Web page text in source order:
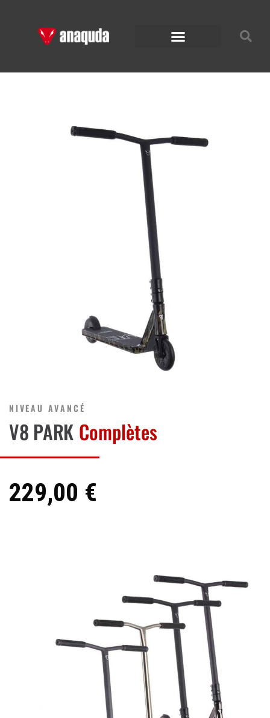
NIVEAU AVANCÉ
V8 PARK Complètes
229,00 €